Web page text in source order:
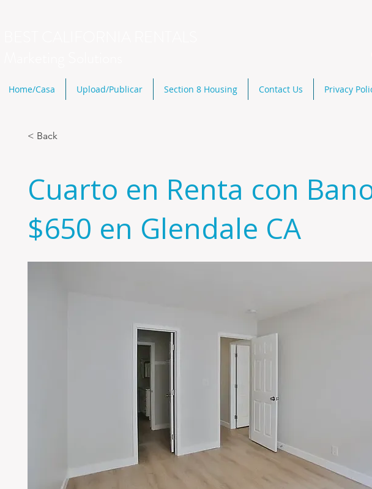
Home/Casa Upload/Publicar Section 8 Housing Contact Us Privacy
< Back
Cuarto en Renta con
$650 en Glendale CA